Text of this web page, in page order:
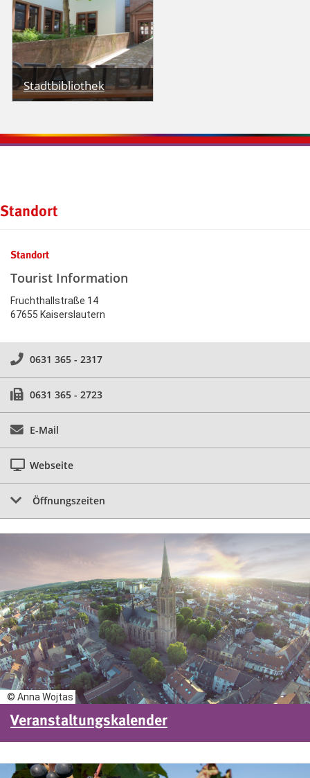
Stadtbibliothek
Bücherfans immer eine
gute Geschichte.
Stadtbibliothek
Kontaktinformationen und Weiterführendes
Standort
Standort
Tourist Information
Fruchthallstraße 14
67655 Kaiserslautern
0631 365 - 2317
0631 365 - 2723
E-Mail
Webseite
Öffnungszeiten
© Anna Wojtas
Veranstaltungskalender